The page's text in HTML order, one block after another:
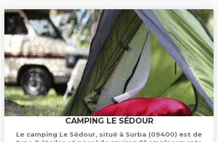
CAMPING LE SÉDOUR
Le camping Le Sédour, situé à Surba (09400) est de